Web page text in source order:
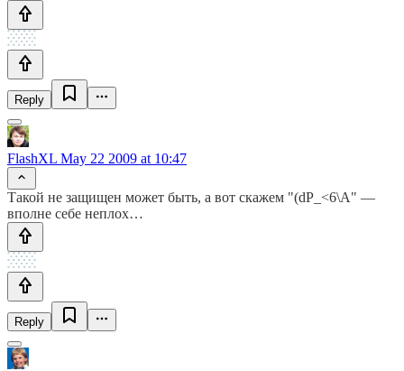
Reply
FlashXL May 22 2009 at 10:47
Такой не защищен может быть, а вот скажем "(dP_<6\A" —
вполне себе неплох…
Reply